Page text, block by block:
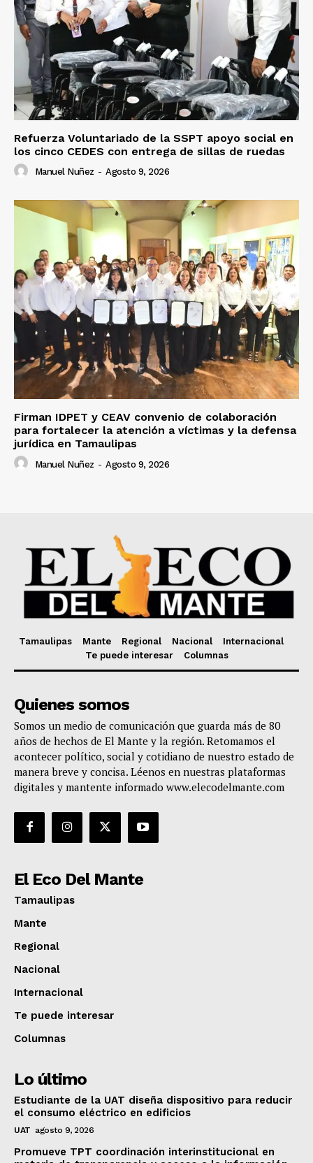
Refuerza Voluntariado de la SSPT apoyo social en
los cinco CEDES con entrega de sillas de ruedas
Manuel Nuñez - Agosto 9, 2026
Firman IDPET y CEAV convenio de colaboración
para fortalecer la atención a víctimas y la defensa
jurídica en Tamaulipas
Manuel Nuñez - Agosto 9, 2026
Tamaulipas Mante Regional Nacional
Internacional
Te puede interesar
Columnas
Quienes somos
Somos un medio de comunicación que guarda más de 80
años de hechos de El Mante y la región. Retomamos el
acontecer político, social y cotidiano de nuestro estado de
manera breve y concisa. Léenos en nuestras plataformas
digitales y mantente informado www.elecodelmante.com
El Eco Del Mante
Tamaulipas
Mante
Regional
Nacional
Internacional
Te puede interesar
Columnas
Lo último
Estudiante de la UAT diseña dispositivo para reducir
el consumo eléctrico en edificios
UAT agosto 9, 2026
Promueve TPT coordinación interinstitucional en